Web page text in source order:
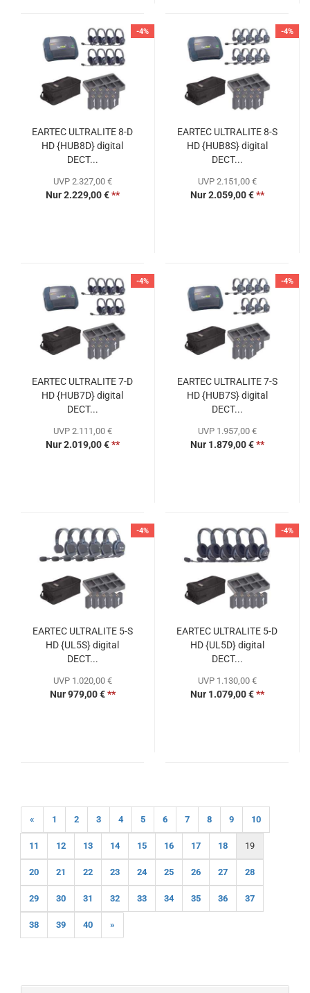
-4%
EARTEC ULTRALITE 8-D
HD {HUB8D} digital
DECT...
UVP 2.327,00 €
Nur 2.229,00 €**
-4%
EARTEC ULTRALITE 8-S
HD {HUB8S} digital
DECT...
UVP 2.151,00 €
Nur 2.059,00 €**
-4%
EARTEC ULTRALITE 7-D
HD {HUB7D} digital
DECT...
UVP 2.111,00 €
Nur 2.019,00 €**
-4%
EARTEC ULTRALITE 7-S
HD {HUB7S} digital
DECT...
UVP 1.957,00 €
Nur 1.879,00 €**
-4%
EARTEC ULTRALITE 5-S
HD {UL5S} digital
DECT...
UVP 1.020,00 €
Nur 979,00 €**
-4%
EARTEC ULTRALITE 5-D
HD {UL5D} digital
DECT...
UVP 1.130,00 €
Nur 1.079,00 €**
« 1 2 3 4 5 6 7 8 9 10
11 12 13 14 15 16 17 18 19
20 21 22 23 24 25 26 27 28
29 30 31 32 33 34 35 36 37
38 39 40 »